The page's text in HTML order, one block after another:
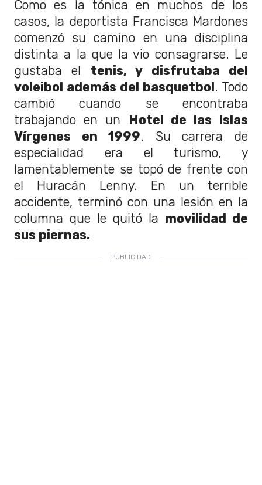
Como es la tónica en muchos de los
casos, la deportista Francisca Mardones
comenzó su camino en una disciplina
distinta a la que la vio consagrarse. Le
gustaba el tenis, y disfrutaba del
voleibol además del basquetbol. Todo
cambió cuando se encontraba
trabajando en un Hotel de las Islas
Vírgenes en 1999. Su carrera de
especialidad era el turismo, y
lamentablemente se topó de frente con
el Huracán Lenny. En un terrible
accidente, terminó con una lesión en la
columna que le quitó la movilidad de
sus piernas.